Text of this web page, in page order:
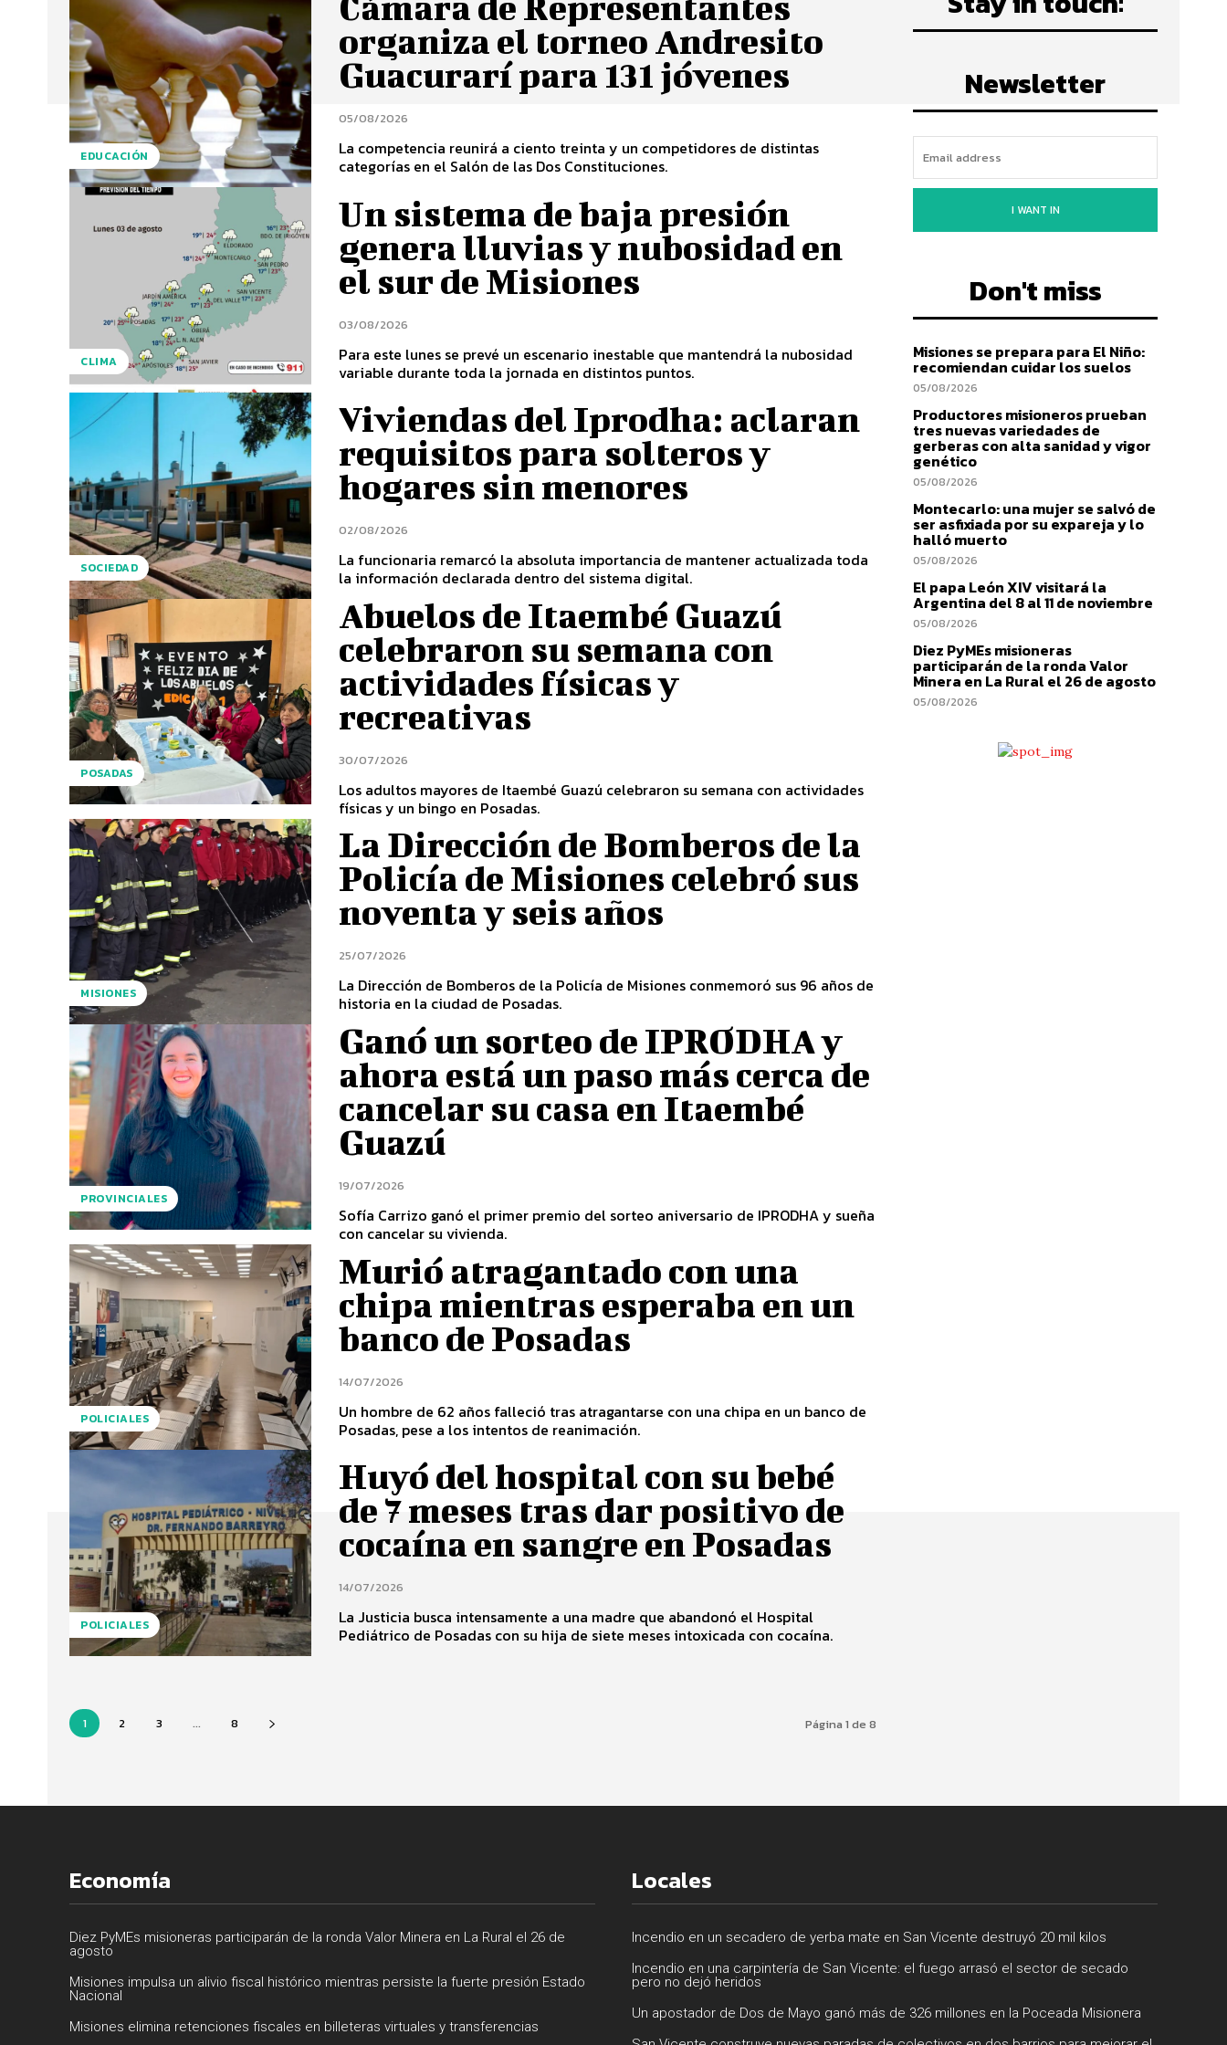
EDUCACIÓN
organiza el torneo Andresito
Guacurarí para 131 jóvenes
05/08/2026
La competencia reunirá a ciento treinta y un competidores de distintas
categorías en el Salón de las Dos Constituciones.
CLIMA
Un sistema de baja presión
genera lluvias y nubosidad en
el sur de Misiones
03/08/2026
Para este lunes se prevé un escenario inestable que mantendrá la nubosidad
variable durante toda la jornada en distintos puntos.
SOCIEDAD
Viviendas del Iprodha: aclaran
requisitos para solteros y
hogares sin menores
02/08/2026
La funcionaria remarcó la absoluta importancia de mantener actualizada toda
la información declarada dentro del sistema digital.
POSADAS
Abuelos de Itaembé Guazú
celebraron su semana con
actividades físicas y
recreativas
30/07/2026
Los adultos mayores de Itaembé Guazú celebraron su semana con actividades
físicas y un bingo en Posadas.
MISIONES
La Dirección de Bomberos de la
Policía de Misiones celebró sus
noventa y seis años
25/07/2026
La Dirección de Bomberos de la Policía de Misiones conmemoró sus 96 años de
historia en la ciudad de Posadas.
PROVINCIALES
Ganó un sorteo de IPRODHA y
ahora está un paso más cerca de
cancelar su casa en Itaembé
Guazú
19/07/2026
Sofía Carrizo ganó el primer premio del sorteo aniversario de IPRODHA y sueña
con cancelar su vivienda.
POLICIALES
Murió atragantado con una
chipa mientras esperaba en un
banco de Posadas
14/07/2026
Un hombre de 62 años falleció tras atragantarse con una chipa en un banco de
Posadas, pese a los intentos de reanimación.
POLICIALES
Huyó del hospital con su bebé
de 7 meses tras dar positivo de
cocaína en sangre en Posadas
14/07/2026
La Justicia busca intensamente a una madre que abandonó el Hospital
Pediátrico de Posadas con su hija de siete meses intoxicada con cocaína.
1 2 3 ... 8 Página 1 de 8
Newsletter
I WANT IN
Don't miss
Misiones se prepara para El Niño:
recomiendan cuidar los suelos
05/08/2026
Productores misioneros prueban
tres nuevas variedades de
gerberas con alta sanidad y vigor
genético
05/08/2026
Montecarlo: una mujer se salvó de
ser asfixiada por su expareja y lo
halló muerto
05/08/2026
El papa León XIV visitará la
Argentina del 8 al 11 de noviembre
05/08/2026
Diez PyMEs misioneras
participarán de la ronda Valor
Minera en La Rural el 26 de agosto
05/08/2026
Economía
Diez PyMEs misioneras participarán de la ronda Valor Minera en La Rural el 26 de
agosto
Misiones impulsa un alivio fiscal histórico mientras persiste la fuerte presión Estado
Nacional
Misiones elimina retenciones fiscales en billeteras virtuales y transferencias
Locales
Incendio en un secadero de yerba mate en San Vicente destruyó 20 mil kilos
Incendio en una carpintería de San Vicente: el fuego arrasó el sector de secado
pero no dejó heridos
Un apostador de Dos de Mayo ganó más de 326 millones en la Poceada Misionera